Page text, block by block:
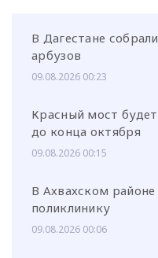
В Дагестане
арбузов
09.08.2026 00:23
Красный мост
до конца октября
09.08.2026 00:15
В Ахвахском
поликлинику
09.08.2026 00:06